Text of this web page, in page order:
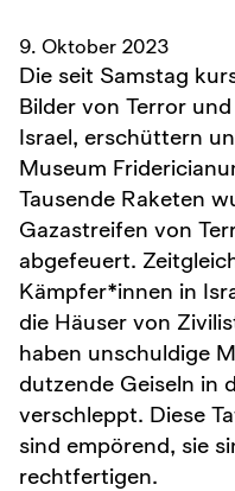
9. Oktober 2023
Die seit Samstag
Bilder von Terror
Israel, erschüttern
Museum
Tausende Raketen
Gazastreifen von
abgefeuert.
Kämpfer*innen in
die Häuser von
haben unschuldige
dutzende Geiseln in
verschleppt. Diese
sind empörend, sie
rechtfertigen.